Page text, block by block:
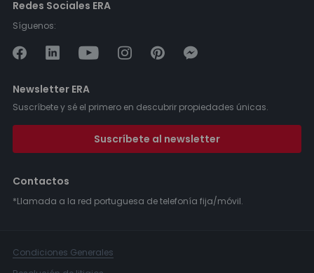
Redes Sociales ERA
Síguenos:
Newsletter ERA
Suscríbete y sé el primero en descubrir propiedades únicas.
Suscríbete al newsletter
Contactos
*Llamada a la red portuguesa de telefonía fija/móvil.
Condiciones Generales